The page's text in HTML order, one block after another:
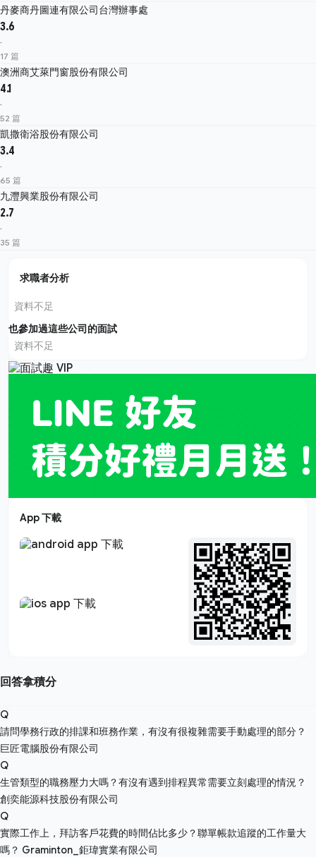
丹麥商丹圖連有限公司台灣辦事處
3.6
·
17 篇
澳洲商艾萊門窗股份有限公司
4.1
·
52 篇
凱撒衛浴股份有限公司
3.4
·
65 篇
九灃興業股份有限公司
2.7
·
35 篇
求職者分析
資料不足
也參加過這些公司的面試
資料不足
App 下載
回答拿積分
Q
請問學務行政的排課和班務作業，有沒有很複雜需要手動處理的部分？
巨匠電腦股份有限公司
Q
生管類型的職務壓力大嗎？有沒有遇到排程異常需要立刻處理的情況？
創奕能源科技股份有限公司
Q
實際工作上，拜訪客戶花費的時間佔比多少？聯單帳款追蹤的工作量大
嗎？ Graminton_鉅瑋實業有限公司